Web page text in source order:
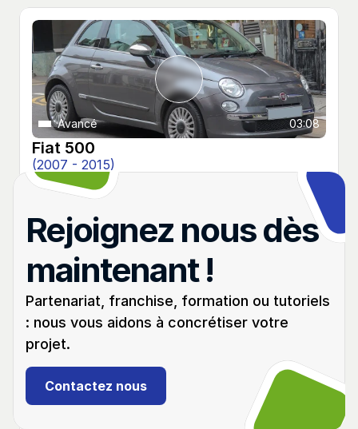
03:08
Avancé
Fiat 500
(2007 - 2015)
Programmation d'un double de clé. Ajout des
clés avec Abrites AVDI
Avancé
Fiat Tipo II
(2015 - 2020)
Programmation d'un double de clé. Ajout des
Rejoignez nous dès
maintenant !
Partenariat, franchise, formation ou tutoriels
: nous vous aidons à concrétiser votre
projet.
Contactez nous